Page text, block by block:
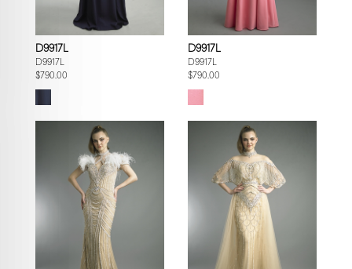
D9917L
D9917L
$790.00
D9917L
D9917L
$790.00